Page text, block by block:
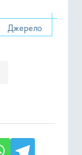
нове
Спільне
Джерело